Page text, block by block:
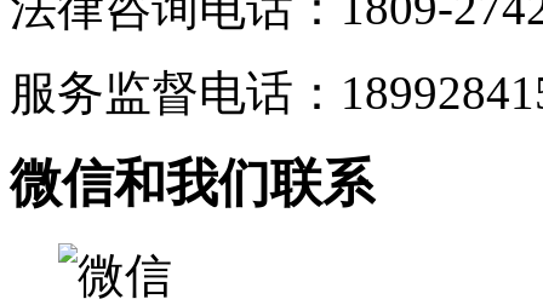
服务监督电话：
微信和我们联系